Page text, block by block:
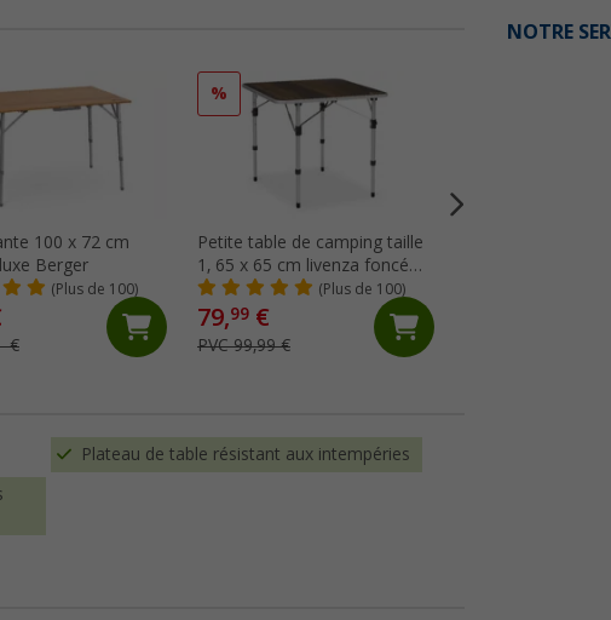
NOTRE
100 x 72 cm
Berger
(Plus de 100)
€
%
Petite table de camping taille
1, 65 x 65 cm livenza foncé
Berger
(Plus de 100)
79,99 €
PVC 99,99 €
Plateau de table résistant aux intempéries